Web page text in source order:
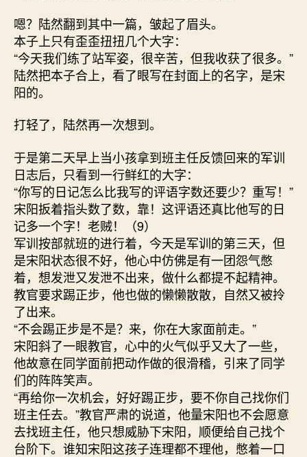
嗯？陆然翻到其中一篇，皱起了眉头。
本子上只有歪歪扭扭几个大字：
“今天我们练了站军姿，很辛苦，但我收获了很多。”
陆然把本子合上，看了眼写在封面上的名字，是宋
阳的。
打轻了，陆然再一次想到。
于是第二天早上当小孩拿到班主任反馈回来的军训
日志后，只看到一行鲜红的大字：
“你写的日记怎么比我写的评语字数还要少？重写！”
宋阳扳着指头数了数，靠！这评语还真比他写的日
记多一个字！老贼！（9）
军训按部就班的进行着，今天是军训的第三天，但
是宋阳状态很不好，他心中仿佛是有一团怨气憋
着，想发泄又发泄不出来，做什么都提不起精神。
教官要求踢正步，他也做的懒懒散散，自然又被拎
了出来。
“不会踢正步是不是？来，你在大家面前走。”
宋阳斜了一眼教官，心中的火气似乎又大了一些，
他故意在同学面前把动作做的很滑稽，引来了同学
们的阵阵笑声。
“再给你一次机会，好好踢正步，要不你自己找你们
班主任去。”教官严肃的说道，他量宋阳也不会愿意
去找班主任，他只想威胁下宋阳，顺便给自己找个
台阶下。谁知宋阳这孩子连理都不理他，憋着一口